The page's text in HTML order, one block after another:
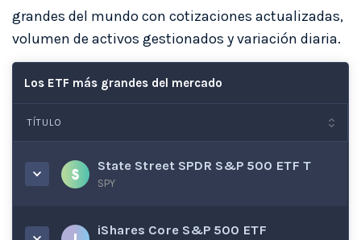
grandes del mundo con cotizaciones actualizadas,
volumen de activos gestionados y variación diaria.
Los ETF más grandes del mercado
TÍTULO
State Street SPDR S&P 500 ETF T
SPY
iShares Core S&P 500 ETF